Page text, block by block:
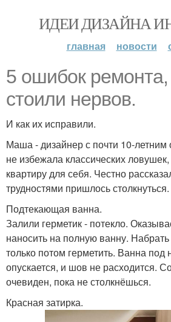
ИДЕИ ДИЗАЙНА
главная новости
5 ошибок
стоили нервов.
И как их исправили.
Маша - дизайнер с почти 10-
не избежала классических
квартиру для себя. Честно
трудностями пришлось столкнуться.
Подтекающая ванна.
Залили герметик - потекло.
наносить на полную ванну.
только потом герметить. Ванна под
опускается, и шов не расходится.
очевиден, пока не столкнёшься.
Красная затирка.